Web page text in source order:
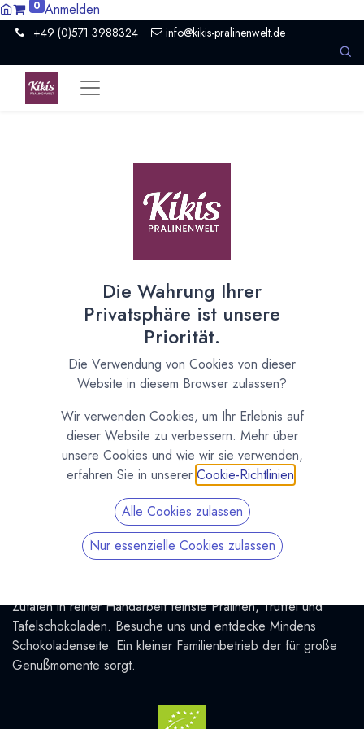
0 Anmelden
+49 (0)571 3988324 info@kikis-pralinenwelt.de
Ihr Warenkorb ist noch leer!
Dein Kundenkonto
Versand & Zahlung
Widerrufsrecht
Widerruf erklären
Zutaten in reiner Handarbeit feinste Pralinen, Trüffel und
Tafelschokoladen. Besuche uns und entdecke Mindens
Schokoladenseite. Ein kleiner Familienbetrieb der für große
Genußmomente sorgt.
Die Wahrung Ihrer
Privatsphäre ist unsere
Priorität.
Die Verwendung von Cookies von dieser
Website in diesem Browser zulassen?
Wir verwenden Cookies, um Ihr Erlebnis auf
dieser Website zu verbessern. Mehr über
unsere Cookies und wie wir sie verwenden,
erfahren Sie in unserer Cookie-Richtlinien
Alle Cookies zulassen
Nur essenzielle Cookies zulassen